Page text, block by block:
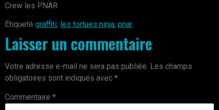
Crew les PNAR
Étiqueté graffiti, les tortues ninja, pnar
Laisser un commentaire
Votre adresse e-mail ne sera pas publiée. Les champs
obligatoires sont indiqués avec *
Commentaire *